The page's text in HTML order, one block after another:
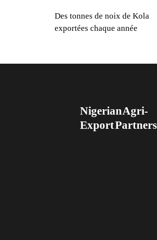
Des tonnes de noix de Kola
exportées chaque année
Nigerian Agri-
Export Partners